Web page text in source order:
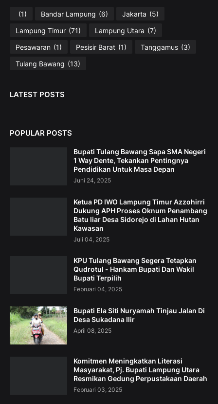
(1) Bandar Lampung (6) Jakarta (5)
Lampung Timur (71) Lampung Utara (7)
Pesawaran (1) Pesisir Barat (1) Tanggamus (3)
Tulang Bawang (13)
LATEST POSTS
POPULAR POSTS
Bupati Tulang Bawang Sapa SMA Negeri
1 Way Dente, Tekankan Pentingnya
Pendidikan Untuk Masa Depan
Juni 24, 2025
Ketua PD IWO Lampung Timur Azzohirri
Dukung APH Proses Oknum Penambang
Batu liar Desa Sidorejo di Lahan Hutan
Kawasan
Juli 04, 2025
KPU Tulang Bawang Segera Tetapkan
Qudrotul - Hankam Bupati Dan Wakil
Bupati Terpilih
Februari 04, 2025
Bupati Ela Siti Nuryamah Tinjau Jalan Di
Desa Sukadana Ilir
April 08, 2025
Komitmen Meningkatkan Literasi
Masyarakat, Pj. Bupati Lampung Utara
Resmikan Gedung Perpustakaan Daerah
Februari 03, 2025